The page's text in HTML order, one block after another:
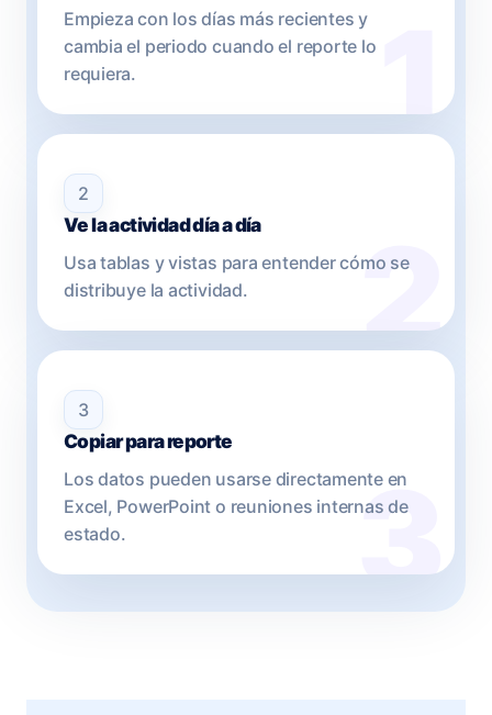
Empieza con los días más recientes y
cambia el periodo cuando el reporte lo
requiera.
2
Ve la actividad día a día
Usa tablas y vistas para entender cómo se
distribuye la actividad.
3
Copiar para reporte
Los datos pueden usarse directamente en
Excel, PowerPoint o reuniones internas de
estado.